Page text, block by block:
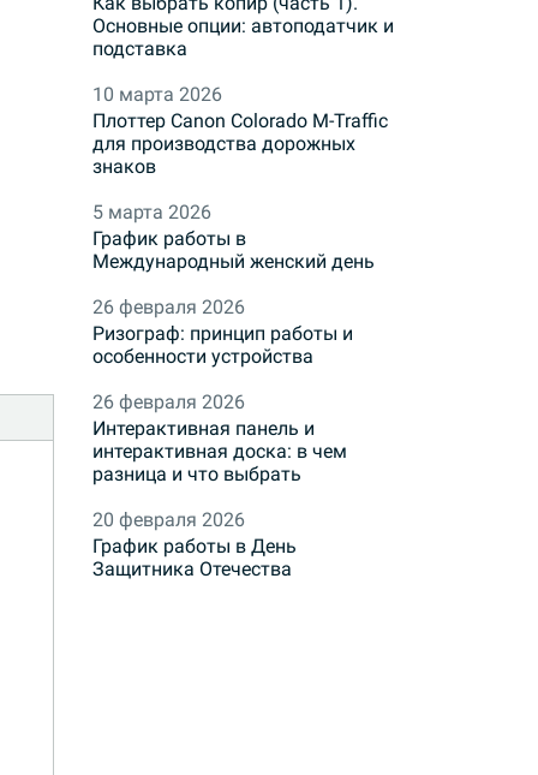
Основные опции: автоподатчик и
подставка
10 марта 2026
Плоттер Canon Colorado M-Traffic
для производства дорожных
знаков
5 марта 2026
График работы в
Международный женский день
26 февраля 2026
Ризограф: принцип работы и
особенности устройства
26 февраля 2026
Интерактивная панель и
интерактивная доска: в чем
разница и что выбрать
20 февраля 2026
График работы в День
Защитника Отечества